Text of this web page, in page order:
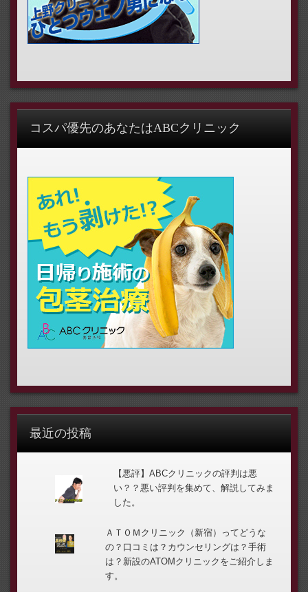
コスパ優先のあなたはABCクリニック
最近の投稿
【悪評】ABCクリニックの評判は悪
い？？悪い評判を集めて、解説してみま
した。
ＡＴＯＭクリニック（新宿）ってどうな
の？口コミは？カウンセリングは？手術
は？新設のATOMクリニックをご紹介しま
す。